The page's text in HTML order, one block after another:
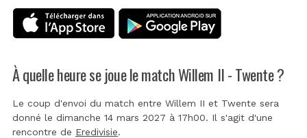
À quelle heure se joue le match Willem II - Twente ?
Le coup d'envoi du match entre Willem II et Twente sera
donné le dimanche 14 mars 2027 à 17h00. Il s'agit d'une
rencontre de Eredivisie.